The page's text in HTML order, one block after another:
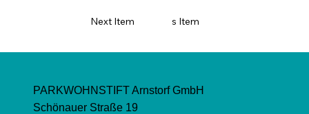
Previous Item
Next Item
PARKWOHNSTIFT Arnstorf GmbH
Schönauer Straße 19